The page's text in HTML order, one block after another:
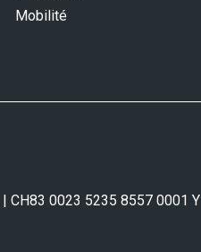
Mobilité
| CH83 0023 5235 8557 0001 Y